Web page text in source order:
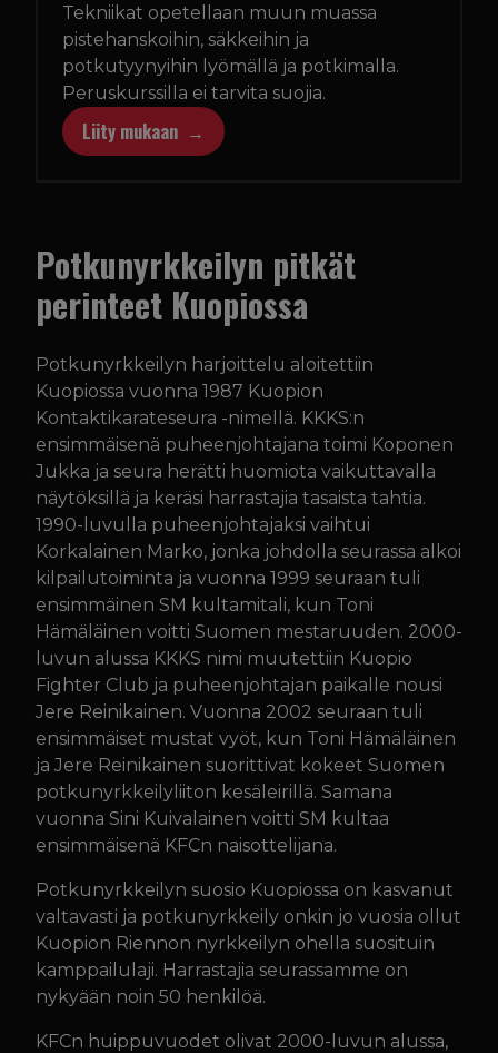
Tekniikat opetellaan muun muassa
pistehanskoihin, säkkeihin ja
potkutyynyihin lyömällä ja potkimalla.
Peruskurssilla ei tarvita suojia.
Liity mukaan
Potkunyrkkeilyn pitkät
perinteet Kuopiossa
Potkunyrkkeilyn harjoittelu aloitettiin
Kuopiossa vuonna 1987 Kuopion
Kontaktikarateseura -nimellä. KKKS:n
ensimmäisenä puheenjohtajana toimi Koponen
Jukka ja seura herätti huomiota vaikuttavalla
näytöksillä ja keräsi harrastajia tasaista tahtia.
1990-luvulla puheenjohtajaksi vaihtui
Korkalainen Marko, jonka johdolla seurassa alkoi
kilpailutoiminta ja vuonna 1999 seuraan tuli
ensimmäinen SM kultamitali, kun Toni
Hämäläinen voitti Suomen mestaruuden. 2000-
luvun alussa KKKS nimi muutettiin Kuopio
Fighter Club ja puheenjohtajan paikalle nousi
Jere Reinikainen. Vuonna 2002 seuraan tuli
ensimmäiset mustat vyöt, kun Toni Hämäläinen
ja Jere Reinikainen suorittivat kokeet Suomen
potkunyrkkeilyliiton kesäleirillä. Samana
vuonna Sini Kuivalainen voitti SM kultaa
ensimmäisenä KFCn naisottelijana.
Potkunyrkkeilyn suosio Kuopiossa on kasvanut
valtavasti ja potkunyrkkeily onkin jo vuosia ollut
Kuopion Riennon nyrkkeilyn ohella suosituin
kamppailulaji. Harrastajia seurassamme on
nykyään noin 50 henkilöä.
KFCn huippuvuodet olivat 2000-luvun alussa,